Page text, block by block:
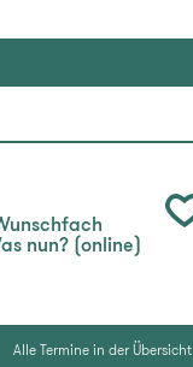
nun? (online)
Alle Termine in der Übersicht